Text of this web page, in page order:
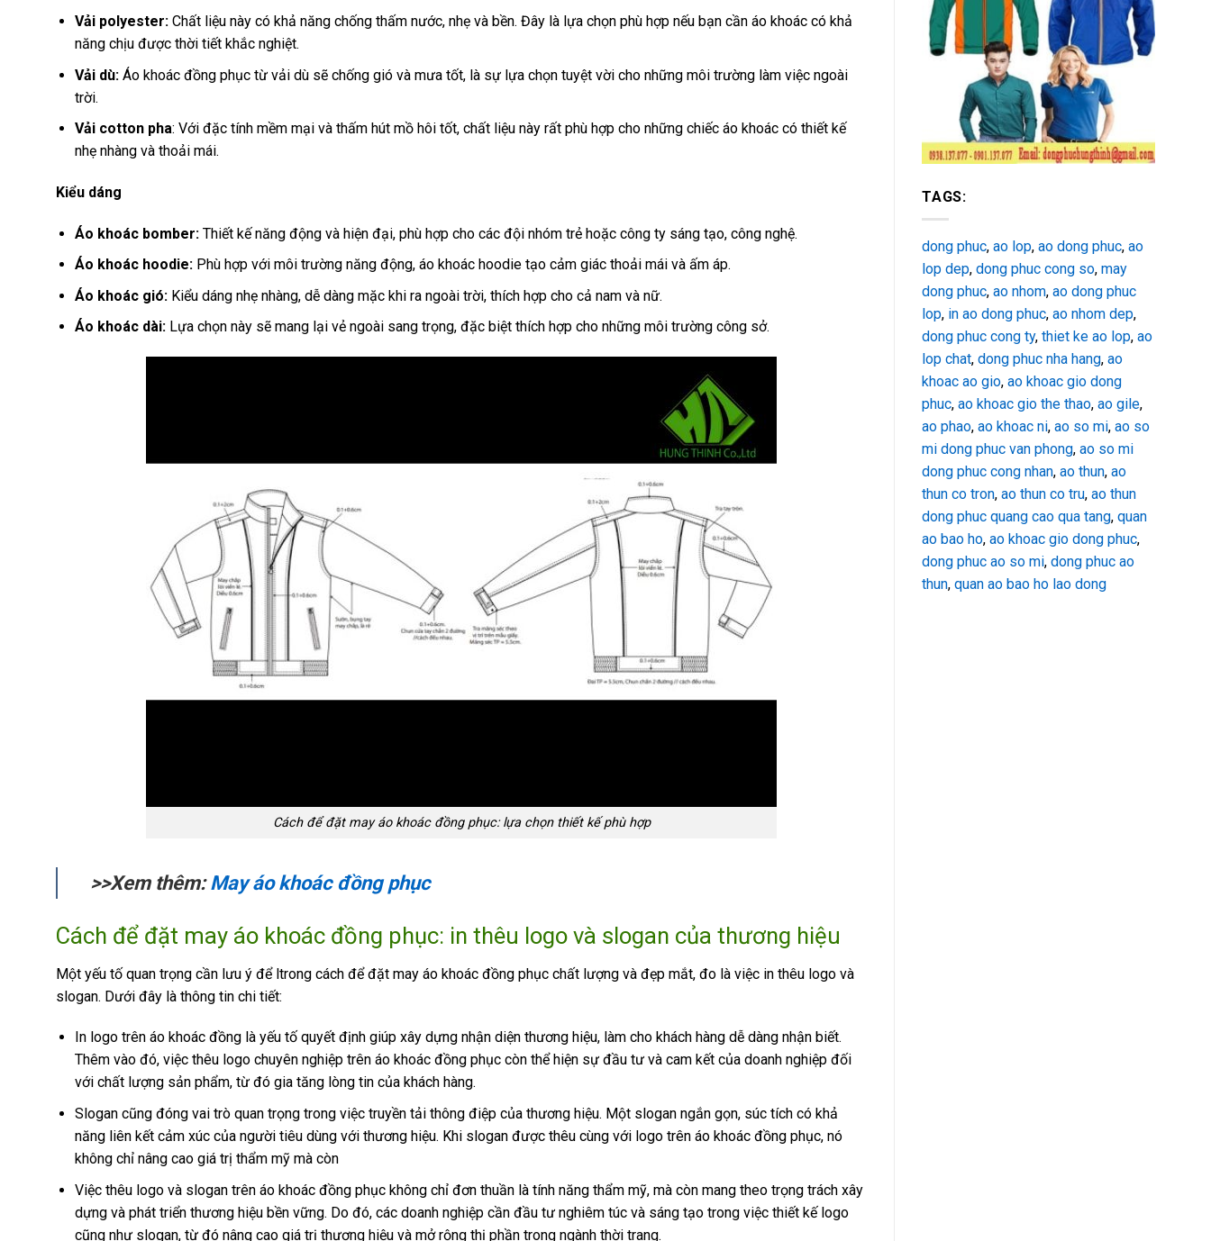
Vải polyester:Chất liệu này có khả năng chống thấm nước, nhẹ và bền. Đây là lựa chọn phù hợp nếu bạn cần áo khoác có khả
năng chịu được thời tiết khắc nghiệt.
Vải dù:Áo khoác đồng phục từ vải dù sẽ chống gió và mưa tốt, là sự lựa chọn tuyệt vời cho những môi trường làm việc ngoài
trời.
Vải cotton pha: Với đặc tính mềm mại và thấm hút mồ hôi tốt, chất liệu này rất phù hợp cho những chiếc áo khoác có thiết kế
nhẹ nhàng và thoải mái.
Kiểu dáng
Áo khoác bomber: Thiết kế năng động và hiện đại, phù hợp cho các đội nhóm trẻ hoặc công ty sáng tạo, công nghệ.
Áo khoác hoodie: Phù hợp với môi trường năng động, áo khoác hoodie tạo cảm giác thoải mái và ấm áp.
Áo khoác gió:Kiểu dáng nhẹ nhàng, dễ dàng mặc khi ra ngoài trời, thích hợp cho cả nam và nữ.
Áo khoác dài:Lựa chọn này sẽ mang lại vẻ ngoài sang trọng, đặc biệt thích hợp cho những môi trường công sở.
Cách để đặt may áo khoác đồng phục: lựa chọn thiết kế phù hợp
>>Xem thêm:May áo khoác đồng phục
Cách để đặt may áo khoác đồng phục: in thêu logo và slogan của thương hiệu
Một yếu tố quan trọng cần lưu ý để ltrong cách để đặt may áo khoác đồng phục chất lượng và đẹp mắt, đo là việc in thêu logo và
slogan. Dưới đây là thông tin chi tiết:
In logo trên áo khoác đồng là yếu tố quyết định giúp xây dựng nhận diện thương hiệu, làm cho khách hàng dễ dàng nhận biết.
Thêm vào đó, việc thêu logo chuyên nghiệp trên áo khoác đồng phục còn thể hiện sự đầu tư và cam kết của doanh nghiệp đối
với chất lượng sản phẩm, từ đó gia tăng lòng tin của khách hàng.
Slogan cũng đóng vai trò quan trọng trong việc truyền tải thông điệp của thương hiệu. Một slogan ngắn gọn, súc tích có khả
năng liên kết cảm xúc của người tiêu dùng với thương hiệu. Khi slogan được thêu cùng với logo trên áo khoác đồng phục, nó
không chỉ nâng cao giá trị thẩm mỹ mà còn
Việc thêu logo và slogan trên áo khoác đồng phục không chỉ đơn thuần là tính năng thẩm mỹ, mà còn mang theo trọng trách xây
dựng và phát triển thương hiệu bền vững. Do đó, các doanh nghiệp cần đầu tư nghiêm túc và sáng tạo trong việc thiết kế logo
cũng như slogan, từ đó nâng cao giá trị thương hiệu và mở rộng thị phần trong ngành thời trang.
TAGS:
dong phuc, ao lop, ao dong phuc, ao
lop dep, dong phuc cong so, may
dong phuc, ao nhom, ao dong phuc
lop, in ao dong phuc, ao nhom dep,
dong phuc cong ty, thiet ke ao lop, ao
lop chat, dong phuc nha hang, ao
khoac ao gio, ao khoac gio dong
phuc, ao khoac gio the thao, ao gile,
ao phao, ao khoac ni, ao so mi, ao so
mi dong phuc van phong, ao so mi
dong phuc cong nhan, ao thun, ao
thun co tron, ao thun co tru, ao thun
dong phuc quang cao qua tang, quan
ao bao ho, ao khoac gio dong phuc,
dong phuc ao so mi, dong phuc ao
thun, quan ao bao ho lao dong